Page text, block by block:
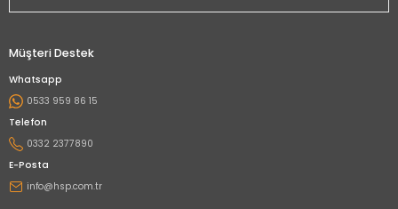
Müşteri Destek
Whatsapp
0533 959 86 15
Telefon
0332 2377890
E-Posta
info@hsp.com.tr